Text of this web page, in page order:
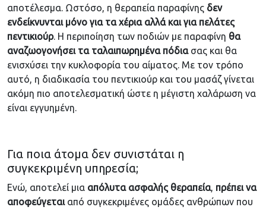
αποτέλεσμα. Ωστόσο, η θεραπεία παραφίνης δεν
ενδείκνυνται μόνο για τα χέρια αλλά και για πελάτες
πεντικιούρ. Η περιποίηση των ποδιών με παραφίνη θα
αναζωογονήσει τα ταλαιπωρημένα πόδιασας και θα
ενισχύσει την κυκλοφορία του αίματος. Με τον τρόπο
αυτό, η διαδικασία του πεντικιούρ και του μασάζ γίνεται
ακόμη πιο αποτελεσματική ώστε η μέγιστη χαλάρωση να
είναι εγγυημένη.
Για ποια άτομα δεν συνιστάται η
συγκεκριμένη υπηρεσία;
Ενώ, αποτελεί μια απόλυτα ασφαλής θεραπεία, πρέπει να
αποφεύγεταιαπό συγκεκριμένες ομάδες ανθρώπων που